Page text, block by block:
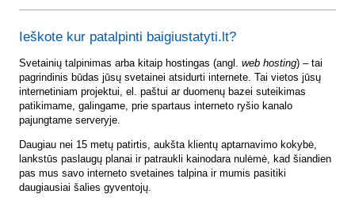
Ieškote kur patalpinti baigiustatyti.lt?
Svetainių talpinimas arba kitaip hostingas (angl. web hosting) – tai
pagrindinis būdas jūsų svetainei atsidurti internete. Tai vietos jūsų
internetiniam projektui, el. paštui ar duomenų bazei suteikimas
patikimame, galingame, prie spartaus interneto ryšio kanalo
pajungtame serveryje.
Daugiau nei 15 metų patirtis, aukšta klientų aptarnavimo kokybė,
lankstūs paslaugų planai ir patraukli kainodara nulėmė, kad šiandien
pas mus savo interneto svetaines talpina ir mumis pasitiki
daugiausiai šalies gyventojų.